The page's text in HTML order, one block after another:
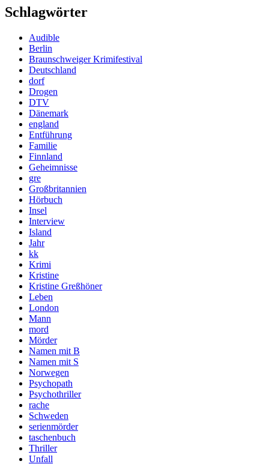
Schlagwörter
Audible
Berlin
Braunschweiger Krimifestival
Deutschland
dorf
Drogen
DTV
Dänemark
england
Entführung
Familie
Finnland
Geheimnisse
gre
Großbritannien
Hörbuch
Insel
Interview
Island
Jahr
kk
Krimi
Kristine
Kristine Greßhöner
Leben
London
Mann
mord
Mörder
Namen mit B
Namen mit S
Norwegen
Psychopath
Psychothriller
rache
Schweden
serienmörder
taschenbuch
Thriller
Unfall